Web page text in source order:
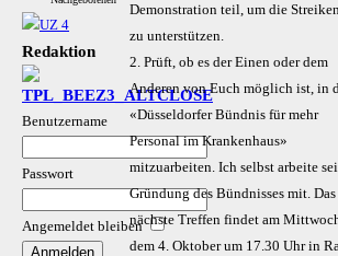
Redaktion
Benutzername
Passwort
Angemeldet bleiben
Demonstration teil, um die
zu unterstützen.
2. Prüft, ob es der Einen oder dem
Anderen von Euch möglich ist, in
«Düsseldorfer Bündnis für mehr
Personal im Krankenhaus»
mitzuarbeiten. Ich selbst arbeite
Gründung des Bündnisses mit. Das
nächste Treffen findet am
dem 4. Oktober um 17.30 Uhr in